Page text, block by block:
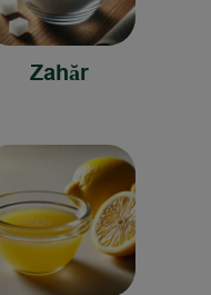
Zahăr